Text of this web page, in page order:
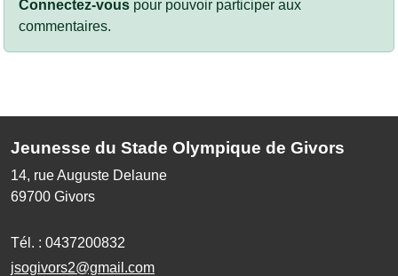
Connectez-vous pour pouvoir participer aux
commentaires.
Jeunesse du Stade Olympique de Givors
14, rue Auguste Delaune
69700 Givors
Tél. : 0437200832
jsogivors2@gmail.com